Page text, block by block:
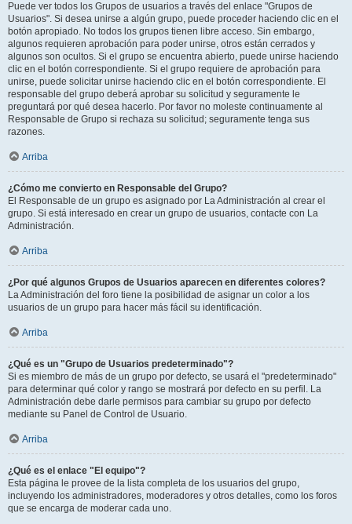
Puede ver todos los Grupos de usuarios a través del enlace "Grupos de
Usuarios". Si desea unirse a algún grupo, puede proceder haciendo clic en el
botón apropiado. No todos los grupos tienen libre acceso. Sin embargo,
algunos requieren aprobación para poder unirse, otros están cerrados y
algunos son ocultos. Si el grupo se encuentra abierto, puede unirse haciendo
clic en el botón correspondiente. Si el grupo requiere de aprobación para
unirse, puede solicitar unirse haciendo clic en el botón correspondiente. El
responsable del grupo deberá aprobar su solicitud y seguramente le
preguntará por qué desea hacerlo. Por favor no moleste continuamente al
Responsable de Grupo si rechaza su solicitud; seguramente tenga sus
razones.
Arriba
¿Cómo me convierto en Responsable del Grupo?
El Responsable de un grupo es asignado por La Administración al crear el
grupo. Si está interesado en crear un grupo de usuarios, contacte con La
Administración.
Arriba
¿Por qué algunos Grupos de Usuarios aparecen en diferentes colores?
La Administración del foro tiene la posibilidad de asignar un color a los
usuarios de un grupo para hacer más fácil su identificación.
Arriba
¿Qué es un "Grupo de Usuarios predeterminado"?
Si es miembro de más de un grupo por defecto, se usará el "predeterminado"
para determinar qué color y rango se mostrará por defecto en su perfil. La
Administración debe darle permisos para cambiar su grupo por defecto
mediante su Panel de Control de Usuario.
Arriba
¿Qué es el enlace "El equipo"?
Esta página le provee de la lista completa de los usuarios del grupo,
incluyendo los administradores, moderadores y otros detalles, como los foros
que se encarga de moderar cada uno.